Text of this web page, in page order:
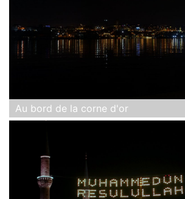
Au bord de la corne d'or